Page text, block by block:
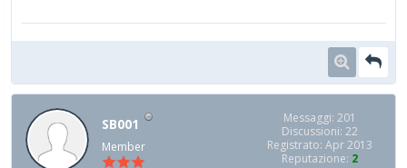
SB001
Member
Messaggi: 201
Discussioni: 22
Registrato: Apr 2013
Reputazione: 2